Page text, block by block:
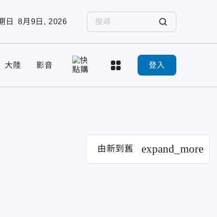
日 8月9日, 2026
大陸 影音 登入
由新到舊 expand_more